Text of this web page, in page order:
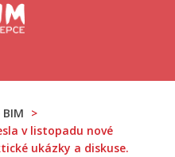
v listopadu nové
ukázky a diskuse.